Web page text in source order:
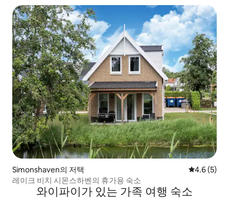
Simonshaven의 저택 평점 4.6점
4.6 (5)
레이크 비치 시몬스하벤의 휴가용 숙소
와이파이가 있는 가족 여행 숙소